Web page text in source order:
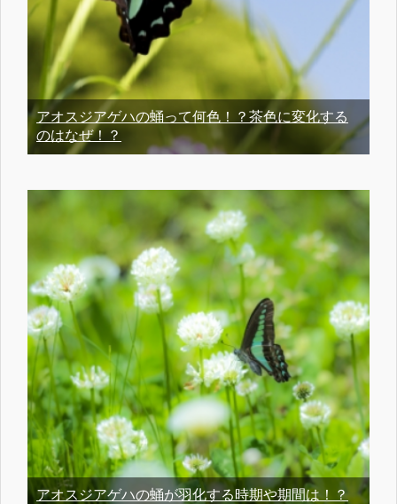
アオスジアゲハの蛹って何色！？茶色に変化する
のはなぜ！？
アオスジアゲハの蛹が羽化する時期や期間は！？